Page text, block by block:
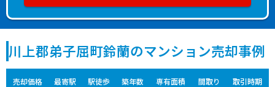
川上郡弟子屈町鈴蘭のマンション売却事例
売却価格 最寄駅 駅徒歩 築年数 専有面積 間取り 取引時期